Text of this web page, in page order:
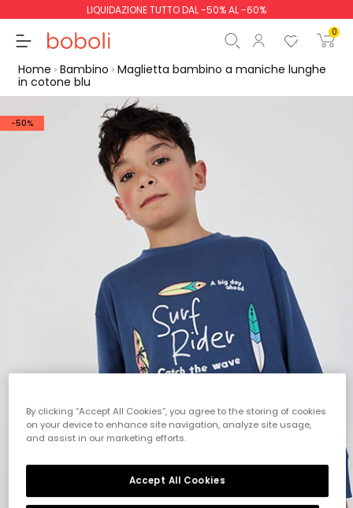
LIQUIDAZIONE TUTTO DAL -50% AL -60%
0
Home Bambino Maglietta bambino a maniche lunghe
in cotone blu
-50%
By clicking “Accept All Cookies”, you agree to the storing of cookies
on your device to enhance site navigation, analyze site usage,
and assist in our marketing efforts.
Accept All Cookies